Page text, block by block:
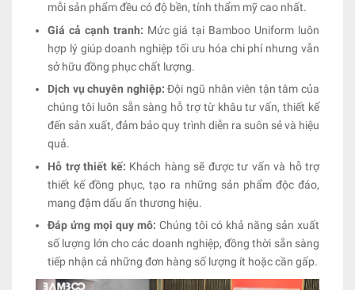
mỗi sản phẩm đều có độ bền, tính thẩm mỹ cao nhất.
Giá cả cạnh tranh: Mức giá tại Bamboo Uniform luôn
hợp lý giúp doanh nghiệp tối ưu hóa chi phí nhưng vẫn
sở hữu đồng phục chất lượng.
Dịch vụ chuyên nghiệp:Đội ngũ nhân viên tận tâm của
chúng tôi luôn sẵn sàng hỗ trợ từ khâu tư vấn, thiết kế
đến sản xuất, đảm bảo quy trình diễn ra suôn sẻ và hiệu
quả.
Hỗ trợ thiết kế: Khách hàng sẽ được tư vấn và hỗ trợ
thiết kế đồng phục, tạo ra những sản phẩm độc đáo,
mang đậm dấu ấn thương hiệu.
Đáp ứng mọi quy mô: Chúng tôi có khả năng sản xuất
số lượng lớn cho các doanh nghiệp, đồng thời sẵn sàng
tiếp nhận cả những đơn hàng số lượng ít hoặc cần gấp.